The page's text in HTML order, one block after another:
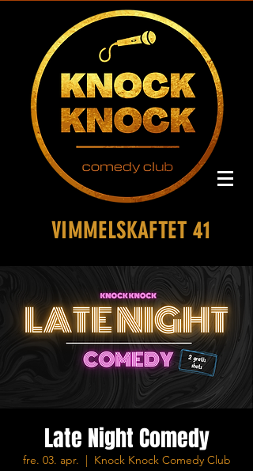
VIMMELSKAFTET 41
Late Night Comedy
fre. 03. apr.
  |
Knock Knock Comedy Club